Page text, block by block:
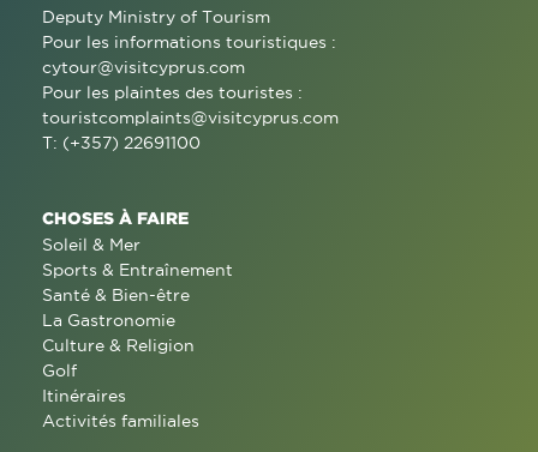
Deputy Ministry of Tourism
Pour les informations touristiques :
cytour@visitcyprus.com
Pour les plaintes des touristes :
touristcomplaints@visitcyprus.com
T: (+357) 22691100
CHOSES À FAIRE
Soleil & Mer
Sports & Entraînement
Santé & Bien-être
La Gastronomie
Culture & Religion
Golf
Itinéraires
Activités familiales